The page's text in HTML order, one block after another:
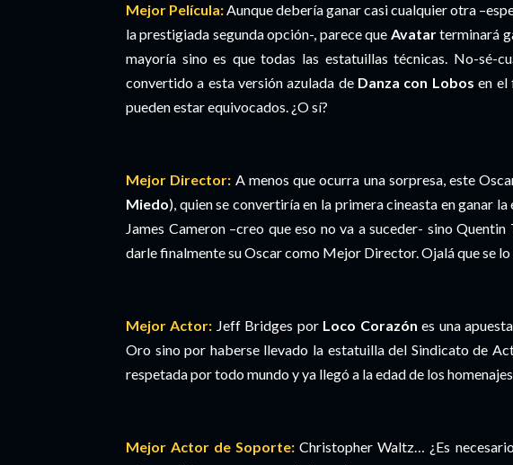
Mejor Película:Aunque debería ganar casi cualquier otra
la prestigiada segunda opción-, parece que Avatarterminará
mayoría sino es que todas las estatuillas técnicas. No-sé-
convertido a esta versión azulada de Danza con Lobos en el
pueden estar equivocados. ¿O sí?
Mejor Director: A menos que ocurra una sorpresa, este
Miedo), quien se convertiría en la primera cineasta en ganar
James Cameron –creo que eso no va a suceder- sino
darle finalmente su Oscar como Mejor Director. Ojalá que se
Mejor Actor: Jeff Bridges por Loco Corazón es una
Oro sino por haberse llevado la estatuilla del Sindicato de
respetada por todo mundo y ya llegó a la edad de los
Mejor Actor de Soporte: Christopher Waltz… ¿Es